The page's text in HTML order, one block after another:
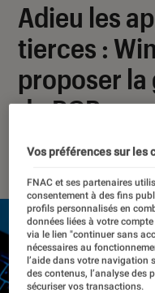
Adieu les
tierces :
proposer
du RGB
13 février 2023・Par
Vos préférences sur les
FNAC et ses partenaires
consentement à des fins
profils personnalisés en
données liées à votre
via le lien "continuer sans
nécessaires au
l’aide dans votre navigation
des contenus, l’analyse des
sécuriser vos transactions.